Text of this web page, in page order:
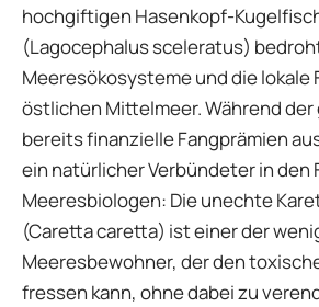
hochgiftigen Hasenkopf-
(Lagocephalus sceleratus)
Meeresökosysteme und die lokale
östlichen Mittelmeer. Während
bereits finanzielle Fangprämien
ein natürlicher Verbündeter in den
Meeresbiologen: Die unechte
(Caretta caretta) ist einer der
Meeresbewohner, der den
fressen kann, ohne dabei zu